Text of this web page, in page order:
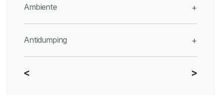
Ambiente +
Antidumping +
CBAM +
< >